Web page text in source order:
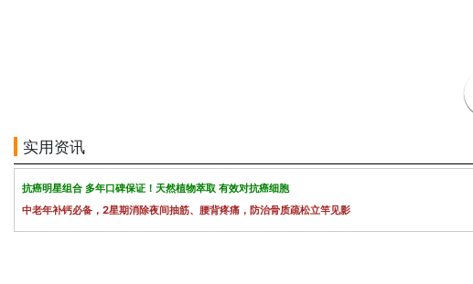
实用资讯
抗癌明星组合 多年口碑保证！天然植物萃取 有效对抗癌细胞
中老年补钙必备，2星期消除夜间抽筋、腰背疼痛，防治骨质疏松立竿见影